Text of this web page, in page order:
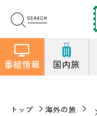
番組情報 国内旅
トップ 海外の旅